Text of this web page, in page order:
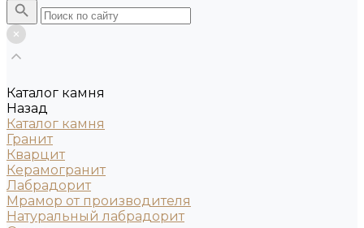
Каталог камня
Назад
Каталог камня
Гранит
Кварцит
Керамогранит
Лабрадорит
Мрамор от производителя
Натуральный лабрадорит